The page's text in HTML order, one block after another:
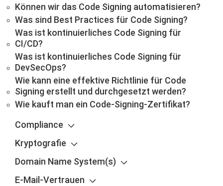
Können wir das Code Signing automatisieren?
Was sind Best Practices für Code Signing?
Was ist kontinuierliches Code Signing für
CI/CD?
Was ist kontinuierliches Code Signing für
DevSecOps?
Wie kann eine effektive Richtlinie für Code
Signing erstellt und durchgesetzt werden?
Wie kauft man ein Code-Signing-Zertifikat?
Compliance
Kryptografie
Domain Name System(s)
E-Mail-Vertrauen